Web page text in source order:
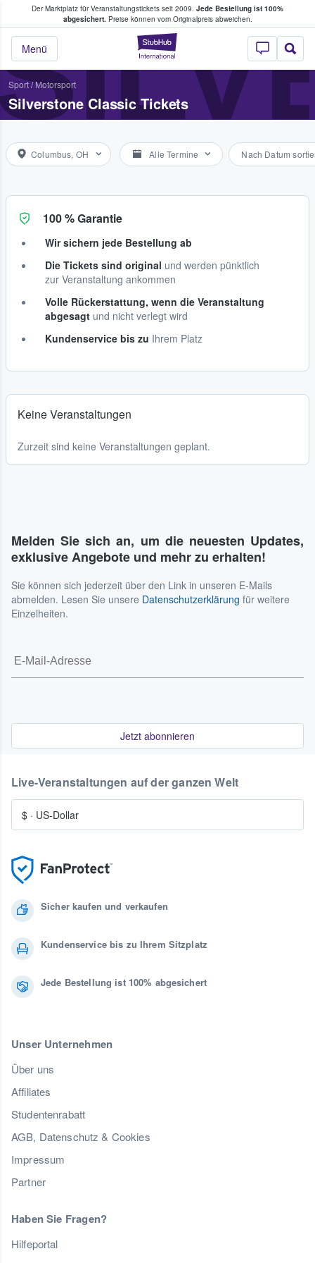
Der Marktplatz für Veranstaltungstickets seit 2009. Jede Bestellung ist 100%
abgesichert.Preise können vom Originalpreis abweichen.
StubHub - Wo
Menü
Tickets kaufen & verkaufen
Sport/Motorsport
Silverstone Classic Tickets
Columbus, OH Alle Termine Nach Datum
100 % Garantie
Wir sichern jede Bestellung ab
Die Tickets sind original und werden pünktlich
zur Veranstaltung ankommen
Volle Rückerstattung, wenn die Veranstaltung
abgesagt und nicht verlegt wird
Kundenservice bis zu Ihrem Platz
Keine Veranstaltungen
Zurzeit sind keine Veranstaltungen geplant.
Melden Sie sich an, um die neuesten Updates,
exklusive Angebote und mehr zu erhalten!
Sie können sich jederzeit über den Link in unseren E-Mails
abmelden. Lesen Sie unsere Datenschutzerklärung für weitere
Einzelheiten.
Jetzt abonnieren
Sicher kaufen und verkaufen
Kundenservice bis zu Ihrem Sitzplatz
Jede Bestellung ist 100% abgesichert
Unser Unternehmen
Über uns
Affiliates
Studentenrabatt
AGB, Datenschutz & Cookies
Impressum
Partner
Haben Sie Fragen?
Hilfeportal
Live-Veranstaltungen auf der ganzen Welt
$ · US-Dollar